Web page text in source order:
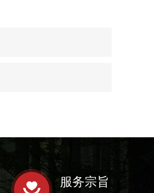
服务宗旨